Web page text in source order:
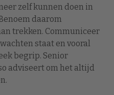
zelf kunnen doen in
daarom
trekken. Communiceer
staat en vooral
begrip. Senior
adviseert om het altijd